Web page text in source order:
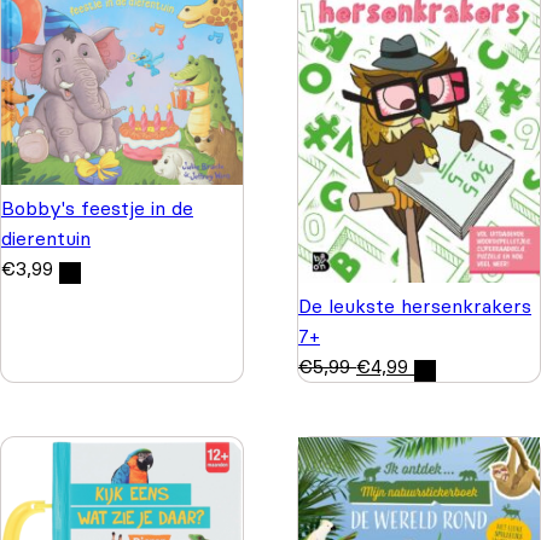
Bobby's feestje in de
dierentuin
€3,99
De leukste hersenkrakers
7+
€5,99 €4,99